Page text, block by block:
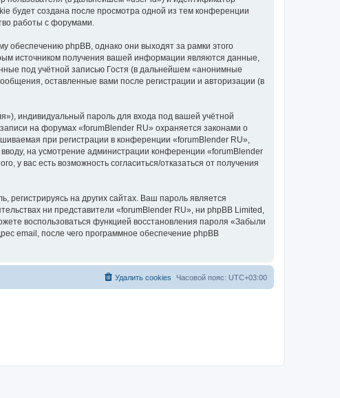
будет создана после просмотра одной из тем конференции
работы с форумами.
phpBB, однако они выходят за рамки этого
источником получения вашей информации являются данные,
под учётной записью Гостя (в дальнейшем «анонимные
оставленные вами после регистрации и авторизации (в
индивидуальный пароль для входа под вашей учётной
на форумах «forumBlender RU» охраняется законами о
при регистрации в конференции «forumBlender RU»,
на усмотрение администрации конференции «forumBlender
у вас есть возможность согласиться/отказаться от получения
на других сайтах. Ваш пароль является
ни представители «forumBlender RU», ни phpBB Limited,
воспользоваться функцией восстановления пароля «Забыли
email, после чего программное обеспечение phpBB
Часовой пояс: UTC+03:00
Удалить cookies